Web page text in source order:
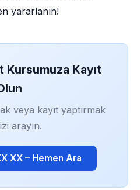
yararlanın!
Kursumuza Kayıt
veya kayıt yaptırmak
arayın.
XX – Hemen Ara